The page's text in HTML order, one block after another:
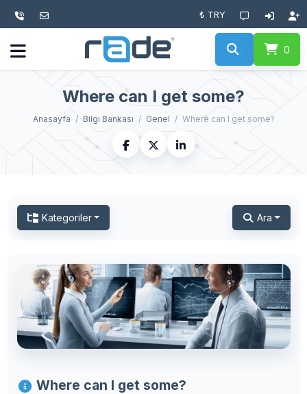
₺ TRY
0
Where can I get some?
Anasayfa Bilgi Bankası Genel Where can I get some?
Kategoriler Ara
Where can I get some?